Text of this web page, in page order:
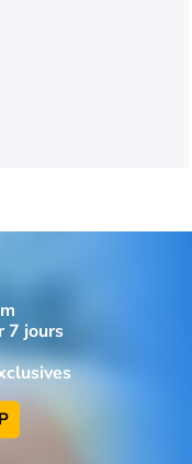
7 jours